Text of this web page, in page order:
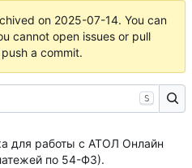
on 2025-07-14. You can
cannot open issues or pull
a commit.
S
для работы с АТОЛ Онлайн
по 54-ФЗ).